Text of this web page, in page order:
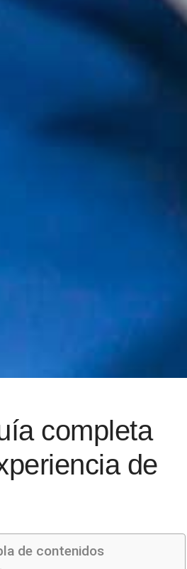
completa
de
de contenidos